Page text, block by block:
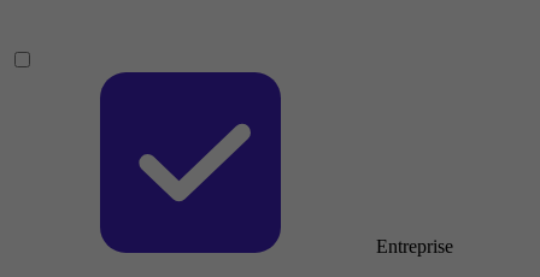
Entreprise